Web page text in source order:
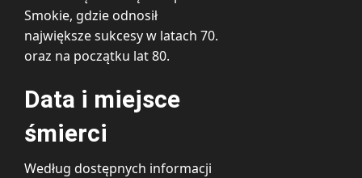
Smokie, gdzie odnosił
największe sukcesy w latach 70.
oraz na początku lat 80.
Data i miejsce
śmierci
Według dostępnych informacji